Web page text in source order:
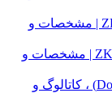
مینی لودر زرین کوپال ZK 650 | مشخصات و
مینی لودر زرین کوپال ZK 1050 | مشخصات و
مینی لودر دراج ۷۶۱ (Doraj 761) ، کاتالوگ و